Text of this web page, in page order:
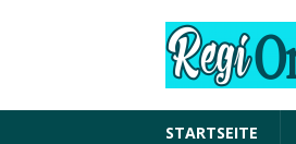
STARTSEITE